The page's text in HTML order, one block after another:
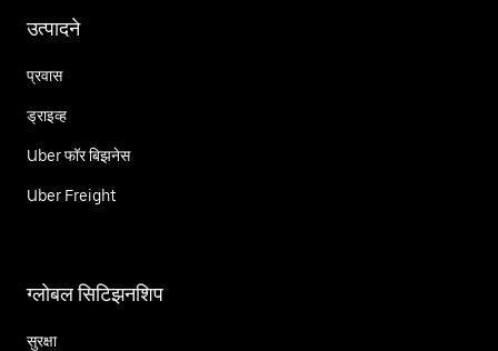
उत्पादने
प्रवास
ड्राइव्ह
Uber फॉर बिझनेस
Uber Freight
ग्लोबल सिटिझनशिप
सुरक्षा